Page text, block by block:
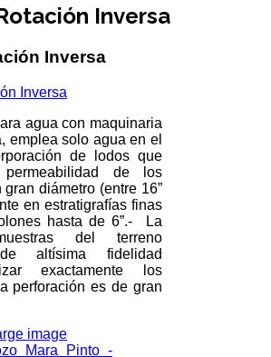
Inversa
Inversa
aguacon maquinaria
emplea solo agua en el
de lodos que
de los
diámetro (entre 16”
en estratigrafías finas
hasta de 6”.- La
del terreno
altísima fidelidad
exactamente los
perforación es de gran